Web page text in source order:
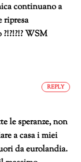
continuano a
ripresa
WSM
le speranze, non
a casa i miei
da eurolandia.
REPLY